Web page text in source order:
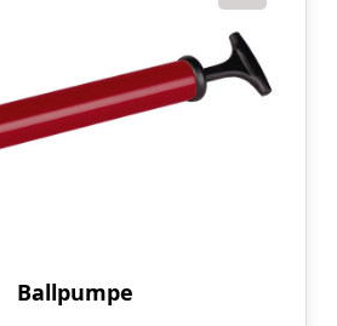
Ballpumpe